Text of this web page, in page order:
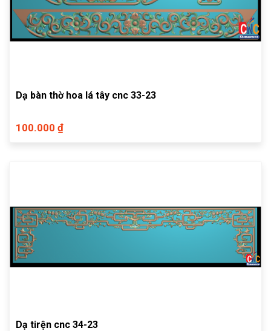
Dạ bàn thờ hoa lá tây cnc 33-23
100.000 ₫
Dạ tirện cnc 34-23